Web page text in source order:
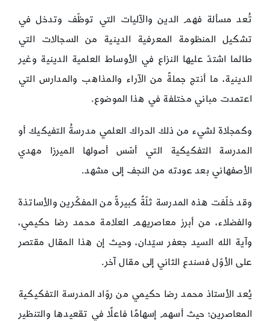
تُعد مسألة فهم الدين والآليات التي توظّف وتدخل في
تشكيل المنظومة المعرفية الدينية من السجالات التي
طالما اشتدّ عليها النزاع في الأوساط العلمية الدينية وغير
الدينية، ما أنتج جملةً من الآراء والمذاهب والمدارس التي
اعتمدت مباني مختلفة في هذا الموضوع.
وكمجلاة لشيء من ذلك الحراك العلمي مدرسةُ التفيكيك أو
المدرسة التفكيكية التي أسّس أصولها الميرزا مهدي
الأصفهاني بعد عودته من النجف إلى مشهد.
وقد خلّفت هذه المدرسة ثلّةً كبيرةً من المفكّرين والأساتذة
والفضلاء، من أبرز معاصريهم العلامة محمد رضا حكيمي،
وآية الله السيد جعفر سيّدان، وحيث إن هذا المقال مقتصر
على الأوّل فسندع الثاني إلى مقال آخر.
يُعد الأستاذ محمد رضا حكيمي من روّاد المدرسة التفكيكية
المعاصرين؛ حيث أسهم إسهامًا فاعلًا في تقعيدها والتنظير